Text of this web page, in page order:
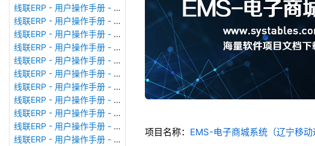
线联ERP - 用户操作手册 - 语种设置
线联ERP - 用户操作手册 - 国际化多语言
线联ERP - 用户操作手册 - 报表管理
线联ERP - 用户操作手册 - 字段名管理
线联ERP - 用户操作手册 - 模块管理
线联ERP - 用户操作手册 - 广播消息
线联ERP - 用户操作手册 - 审计日志
线联ERP - 用户操作手册 - 公司资料设置
线联ERP - 用户操作手册 - 系统参数设置
线联ERP - 用户操作手册 - 单据类型
线联ERP - 用户操作手册 - 号码规则
项目名称： EMS-电子商城系统（辽宁移动